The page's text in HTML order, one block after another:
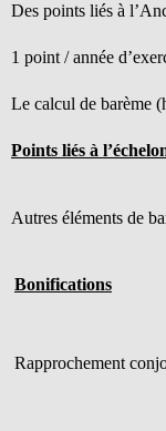
Des points liés à
1 point / année
Le calcul de barème
Points liés à
Autres éléments de
Bonifications
Rapprochement